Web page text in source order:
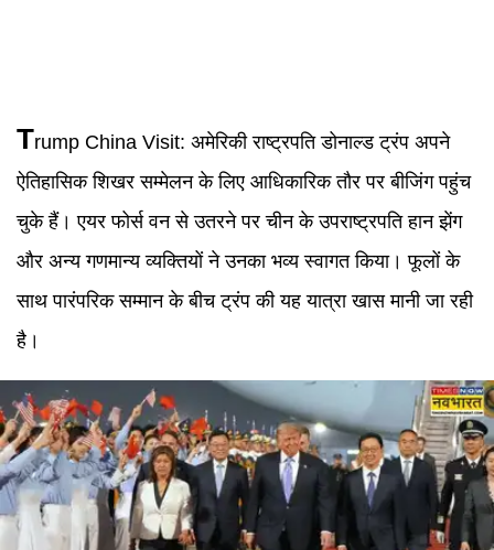
Trump China Visit: अमेरिकी राष्ट्रपति डोनाल्‍ड ट्रंप अपने
ऐतिहासिक शिखर सम्मेलन के लिए आधिकारिक तौर पर बीजिंग पहुंच
चुके हैं। एयर फोर्स वन से उतरने पर चीन के उपराष्ट्रपति हान झेंग
और अन्य गणमान्य व्यक्तियों ने उनका भव्य स्वागत किया। फूलों के
साथ पारंपरिक सम्मान के बीच ट्रंप की यह यात्रा खास मानी जा रही
है।